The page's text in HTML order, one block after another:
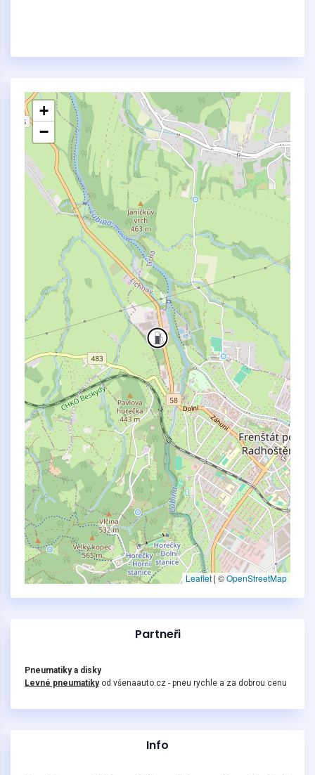
+
−
Leaflet| ©OpenStreetMap
Partneři
Pneumatiky a disky
Levné pneumatikyod všenaauto.cz - pneu rychle a za dobrou cenu
Info